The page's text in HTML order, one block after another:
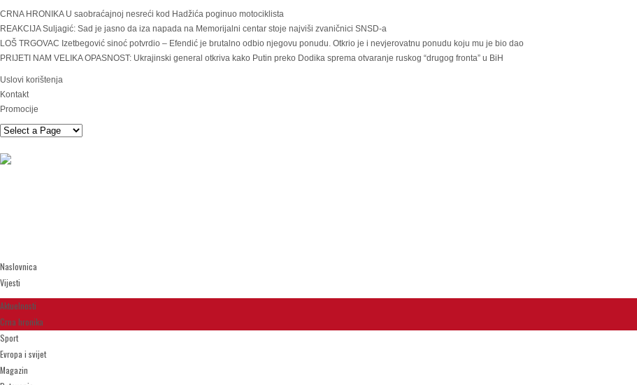
CRNA HRONIKA U saobraćajnoj nesreći kod Hadžića poginuo motociklista
REAKCIJA Suljagić: Sad je jasno da iza napada na Memorijalni centar stoje najviši zvaničnici SNSD-a
LOŠ TRGOVAC Izetbegović sinoć potvrdio – Efendić je brutalno odbio njegovu ponudu. Otkrio je i nevjerovatnu ponudu koju mu je bio dao
PRIJETI NAM VELIKA OPASNOST: Ukrajinski general otkriva kako Putin preko Dodika sprema otvaranje ruskog “drugog fronta” u BiH
Uslovi korištenja
Kontakt
Promocije
Naslovnica
Vijesti
Aktuelnosti
Crna hronika
Sport
Evropa i svijet
Magazin